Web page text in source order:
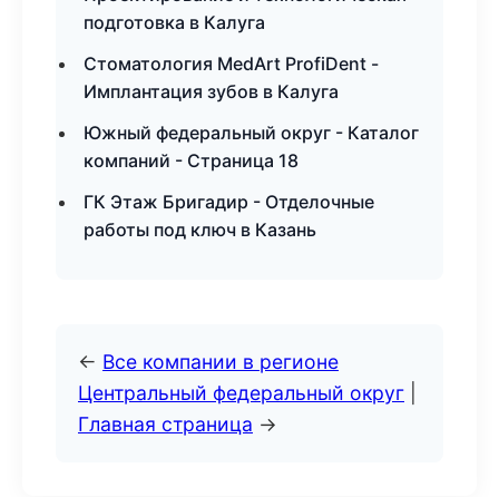
подготовка в Калуга
Стоматология MedArt ProfiDent -
Имплантация зубов в Калуга
Южный федеральный округ - Каталог
компаний - Страница 18
ГК Этаж Бригадир - Отделочные
работы под ключ в Казань
← Все компании в регионе
Центральный федеральный округ
Главная страница →